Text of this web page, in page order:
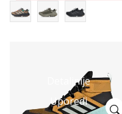
Detaljnije
Uporedi